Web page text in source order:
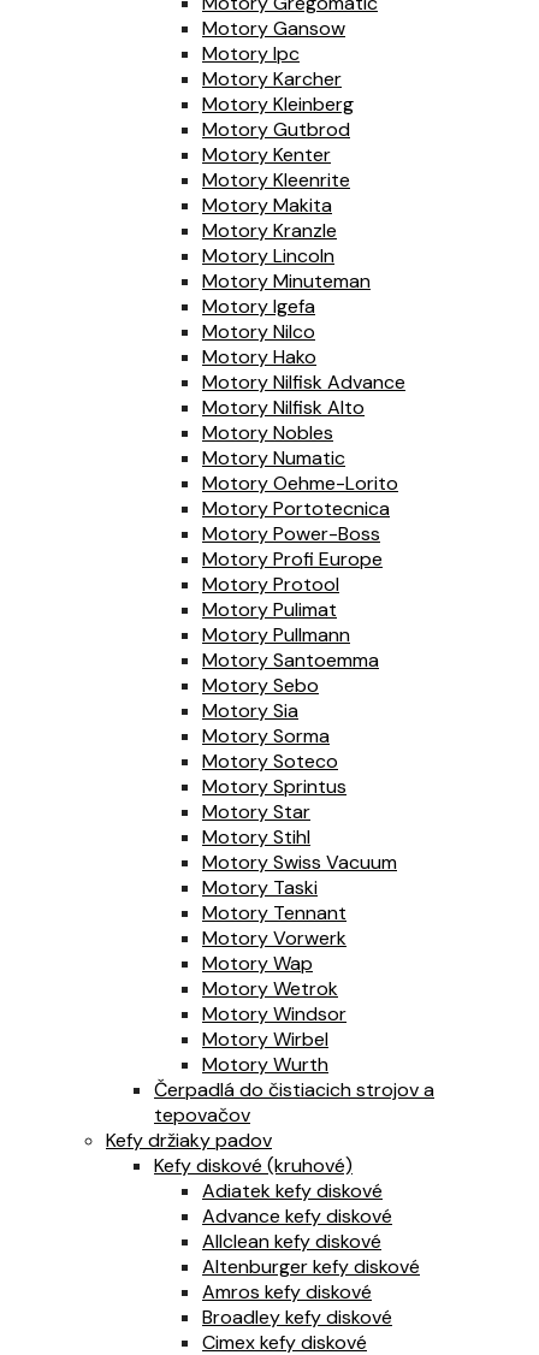
Motory Gansow
Motory Ipc
Motory Karcher
Motory Kleinberg
Motory Gutbrod
Motory Kenter
Motory Kleenrite
Motory Makita
Motory Kranzle
Motory Lincoln
Motory Minuteman
Motory Igefa
Motory Nilco
Motory Hako
Motory Nilfisk Advance
Motory Nilfisk Alto
Motory Nobles
Motory Numatic
Motory Oehme-Lorito
Motory Portotecnica
Motory Power-Boss
Motory Profi Europe
Motory Protool
Motory Pulimat
Motory Pullmann
Motory Santoemma
Motory Sebo
Motory Sia
Motory Sorma
Motory Soteco
Motory Sprintus
Motory Star
Motory Stihl
Motory Swiss Vacuum
Motory Taski
Motory Tennant
Motory Vorwerk
Motory Wap
Motory Wetrok
Motory Windsor
Motory Wirbel
Motory Wurth
Čerpadlá do čistiacich strojov a
tepovačov
Kefy držiaky padov
Kefy diskové (kruhové)
Adiatek kefy diskové
Advance kefy diskové
Allclean kefy diskové
Altenburger kefy diskové
Amros kefy diskové
Broadley kefy diskové
Cimex kefy diskové